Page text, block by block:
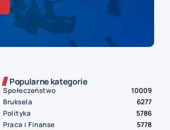
Popularne kategorie
Społeczeństwo
10009
Bruksela
6277
Polityka
5786
Praca i Finanse
5778